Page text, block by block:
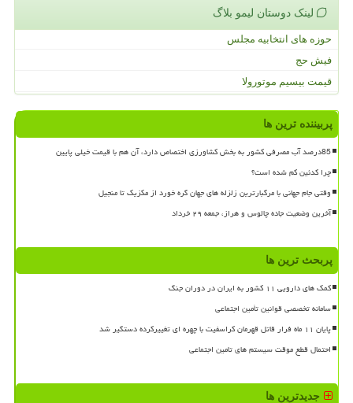
لینک دوستان لیمو بلاگ
حوزه های انتخابیه مجلس
فیش حج
قیمت بیسیم موتورولا
پربیننده ترین ها
85درصد آب مصرفی کشور به بخش کشاورزی اختصاص دارد، آن هم با قیمت خیلی پایین
چرا کدئین کم شده است؟
وقتی جام جهانی با مرگبارترین زلزله های جهان گره خورد از مکزیک تا منجیل
آخرین وضعیت جاده چالوس و هراز، جمعه ۲۹ خرداد
پربحث ترین ها
کمک های دارویی ۱۱ کشور به ایران در دوران جنگ
سامانه تخصصی قوانین تأمین اجتماعی
پایان ۱۱ ماه فرار قاتل قهرمان کراسفیت با چهره ای تغییرکرده دستگیر شد
احتمال قطع موقت سیستم های تامین اجتماعی
جدیدترین ها